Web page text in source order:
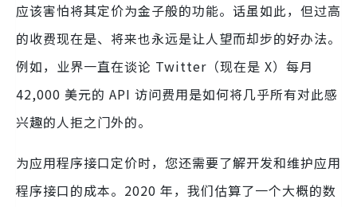
应该害怕将其定价为金子般的功能。话虽如此，但过高
的收费现在是、将来也永远是让人望而却步的好办法。
例如，业界一直在谈论 Twitter（现在是 X）每月
42,000 美元的 API 访问费用是如何将几乎所有对此感
兴趣的人拒之门外的。
为应用程序接口定价时，您还需要了解开发和维护应用
程序接口的成本。2020 年，我们估算了一个大概的数